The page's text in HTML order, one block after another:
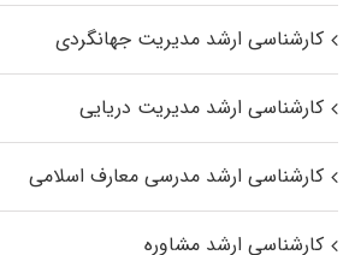
کارشناسی ارشد مدیریت جهانگردی
کارشناسی ارشد مدیریت دریایی
کارشناسی ارشد مدرسی معارف اسلامی
کارشناسی ارشد مشاوره